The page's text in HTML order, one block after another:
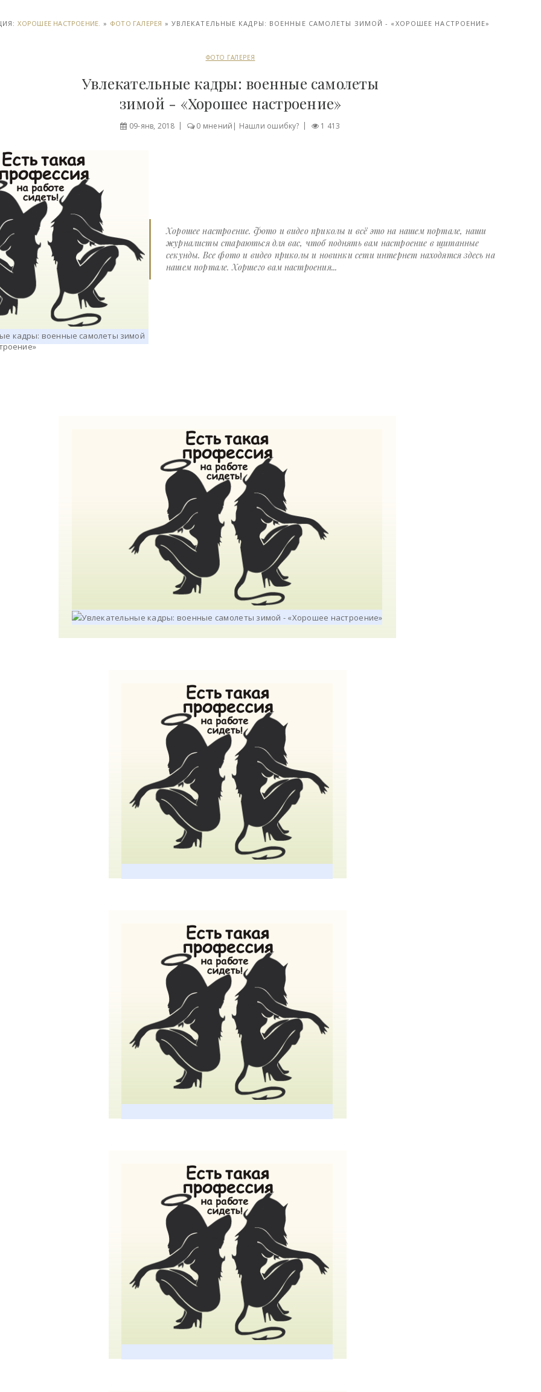
ХОРОШЕЕ НАСТРОЕНИЕ. » ФОТО ГАЛЕРЕЯ » УВЛЕКАТЕЛЬНЫЕ КАДРЫ: ВОЕННЫЕ САМОЛЕТЫ ЗИМОЙ - «ХОРОШЕЕ НАСТРОЕНИЕ»
ФОТО ГАЛЕРЕЯ
Увлекательные кадры: военные самолеты
зимой - «Хорошее настроение»
09-янв, 2018 0 мнений | Нашли ошибку? 1 413
Хорошее настроение. Фото и видео приколы и всё это на нашем портале, наши
журналисты стараються для вас, чтоб поднять вам настроение в щитанные
секунды. Все фото и видео приколы и новинки сети интернет находятся здесь на
нашем портале. Хоршего вам настроения...